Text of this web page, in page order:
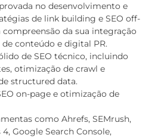
no desenvolvimento e
de link building e SEO off-
da sua integração
conteúdo e digital PR.
de SEO técnico, incluindo
otimização de crawl e
structured data.
on-page e otimização de
como Ahrefs, SEMrush,
Google Search Console,